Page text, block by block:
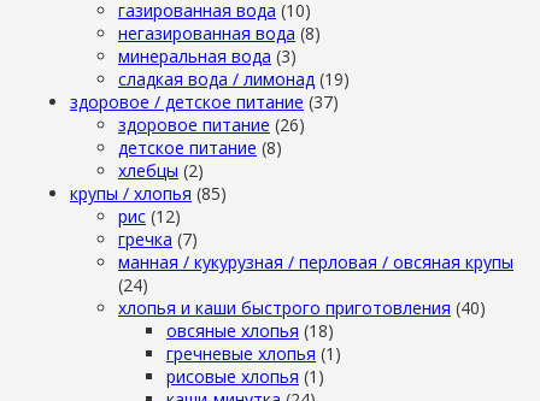
газированная вода (10)
негазированная вода (8)
минеральная вода (3)
сладкая вода / лимонад (19)
здоровое / детское питание (37)
здоровое питание (26)
детское питание (8)
хлебцы (2)
крупы / хлопья (85)
рис (12)
гречка (7)
манная / кукурузная / перловая / овсяная крупы
(24)
хлопья и каши быстрого приготовления (40)
овсяные хлопья (18)
гречневые хлопья (1)
рисовые хлопья (1)